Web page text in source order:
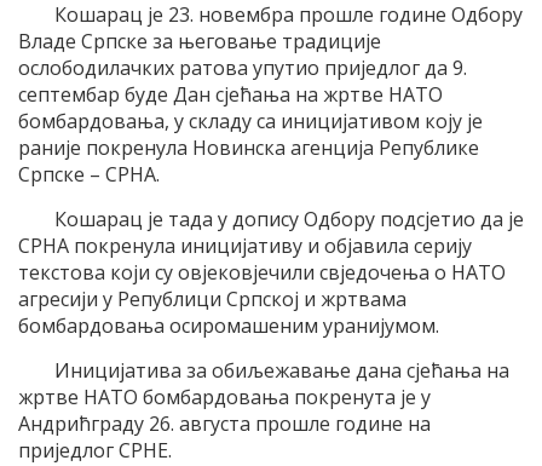
Кошарац је 23. новембра прошле године Одбору
Владе Српске за његовање традиције
ослободилачких ратова упутио приједлог да 9.
септембар буде Дан сјећања на жртве НАТО
бомбардовања, у складу са иницијативом коју је
раније покренула Новинска агенција Републике
Српске – СРНА.
Кошарац је тада у допису Одбору подсјетио да је
СРНА покренула иницијативу и објавила серију
текстова који су овјековјечили свједочења о НАТО
агресији у Републици Српској и жртвама
бомбардовања осиромашеним уранијумом.
Иницијатива за обиљежавање дана сјећања на
жртве НАТО бомбардовања покренута је у
Андрићграду 26. августа прошле године на
приједлог СРНЕ.